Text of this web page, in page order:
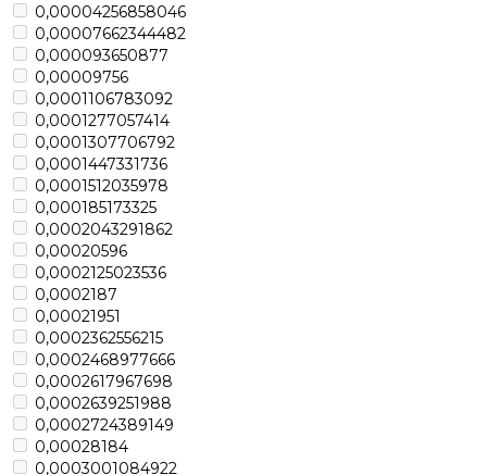
0,00004256858046
0,00007662344482
0,000093650877
0,00009756
0,0001106783092
0,0001277057414
0,0001307706792
0,0001447331736
0,0001512035978
0,000185173325
0,0002043291862
0,00020596
0,0002125023536
0,0002187
0,00021951
0,0002362556215
0,0002468977666
0,0002617967698
0,0002639251988
0,0002724389149
0,00028184
0,0003001084922